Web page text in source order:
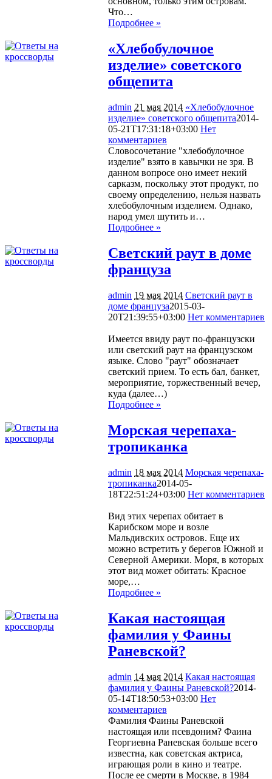
Что…
Подробнее »
«Хлебобулочное
изделие» советского
общепита
admin 21 мая 2014 «Хлебобулочное
изделие» советского общепита2014-
05-21T17:31:18+03:00 Нет
комментариев
Словосочетание "хлебобулочное
изделие" взято в кавычки не зря. В
данном вопросе оно имеет некий
сарказм, поскольку этот продукт, по
своему определению, нельзя назвать
хлебобулочным изделием. Однако,
народ умел шутить и…
Подробнее »
Светский раут в доме
француза
admin 19 мая 2014 Светский раут в
доме француза2015-03-
20T21:39:55+03:00 Нет комментариев
Имеется ввиду раут по-французски
или светский раут на французском
языке. Слово "раут" обозначает
светский прием. То есть бал, банкет,
мероприятие, торжественный вечер,
куда (далее…)
Подробнее »
Морская черепаха-
тропиканка
admin 18 мая 2014 Морская черепаха-
тропиканка2014-05-
18T22:51:24+03:00 Нет комментариев
Вид этих черепах обитает в
Карибском море и возле
Мальдивских островов. Еще их
можно встретить у берегов Южной и
Северной Америки. Моря, в которых
этот вид может обитать: Красное
море,…
Подробнее »
Какая настоящая
фамилия у Фаины
Раневской?
admin 14 мая 2014 Какая настоящая
фамилия у Фаины Раневской?2014-
05-14T18:50:53+03:00 Нет
комментариев
Фамилия Фаины Раневской
настоящая или псевдоним? Фаина
Георгиевна Раневская больше всего
известна, как советская актриса,
играющая роли в кино и театре.
После ее смерти в Москве, в 1984